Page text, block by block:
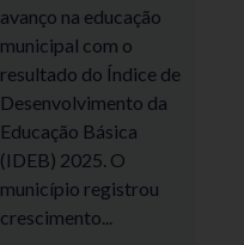
avanço na educação
municipal com o
resultado do Índice de
Desenvolvimento da
Educação Básica
(IDEB) 2025. O
município registrou
crescimento...